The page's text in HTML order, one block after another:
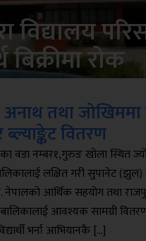
बिक्रीमा रोक
तथा
वितरण
वडा नम्बर१,गुरुङ खोला स्थित
लक्षित गरी सुपानेट (झुल)
नेपालको आर्थिक सहयोग तथा
आवश्यक सामग्री
भर्ना आभियानकै […]